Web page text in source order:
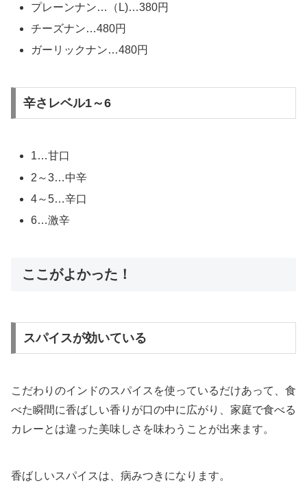
プレーンナン…（L)…380円
チーズナン…480円
ガーリックナン…480円
辛さレベル1～6
1…甘口
2～3…中辛
4～5…辛口
6…激辛
ここがよかった！
スパイスが効いている
こだわりのインドのスパイスを使っているだけあって、食
べた瞬間に香ばしい香りが口の中に広がり、家庭で食べる
カレーとは違った美味しさを味わうことが出来ます。
香ばしいスパイスは、病みつきになります。